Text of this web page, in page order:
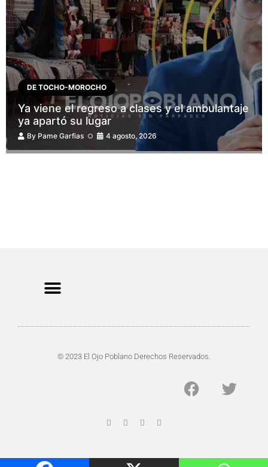
DE TOCHO-MOROCHO
Ya viene el regreso a clases y el ambulantaje
ya apartó su lugar
By Pame Garfias 4 agosto, 2026
© 2023 El Ojo Poblano Derechos Reservados.